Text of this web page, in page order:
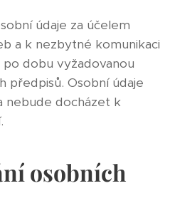
údaje za účelem
a k nezbytné komunikaci
po dobu vyžadovanou
předpisů. Osobní údaje
nebude docházet k
osobních